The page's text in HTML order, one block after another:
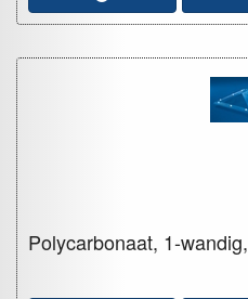
Polycarbonaat, 1-